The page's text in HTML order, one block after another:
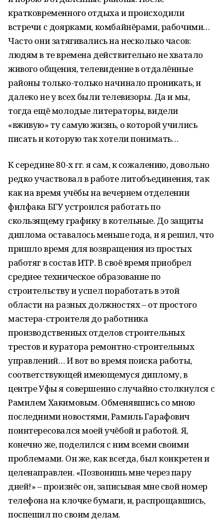
кратковременного отдыха и происходили
встречи с доярками, комбайнёрами, рабочими…
Часто они затягивались на несколько часов:
людям в те времена действительно не хватало
живого общения, телевидение в отдалённые
районы только-только начинало проникать, и
далеко не у всех были телевизоры. Да и мы,
тогда ещё молодые литераторы, видели
«вживую» ту самую жизнь, о которой учились
писать и которую так хотели понимать…
К середине 80-х гг. я сам, к сожалению, довольно
редко участвовал в работе литобъединения, так
как на время учёбы на вечернем отделении
филфака БГУ устроился работать по
скользящему графику в котельные. До защиты
диплома оставалось меньше года, и я решил, что
пришло время для возвращения из простых
работяг в состав ИТР. В своё время приобрел
среднее техническое образование по
строительству и успел поработать в этой
области на разных должностях – от простого
мастера-строителя до работника
производственных отделов строительных
трестов и куратора ремонтно-строительных
управлений… И вот во время поиска работы,
соответствующей имеющемуся диплому, в
центре Уфы я совершенно случайно столкнулся с
Рамилем Хакимовым. Обменявшись со мною
последними новостями, Рамиль Гарафович
поинтересовался моей учёбой и работой. Я,
конечно же, поделился с ним всеми своими
проблемами. Он же, как всегда, был конкретен и
целенаправлен. «Позвонишь мне через пару
дней!» – произнёс он, записывая мне свой номер
телефона на клочке бумаги, и, распрощавшись,
поспешил по своим делам.